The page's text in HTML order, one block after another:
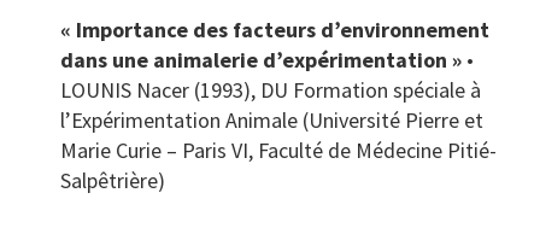
« Importance des facteurs d’environnement
dans une animalerie d’expérimentation » •
LOUNIS Nacer (1993), DU Formation spéciale à
l’Expérimentation Animale (Université Pierre et
Marie Curie – Paris VI, Faculté de Médecine Pitié-
Salpêtrière)